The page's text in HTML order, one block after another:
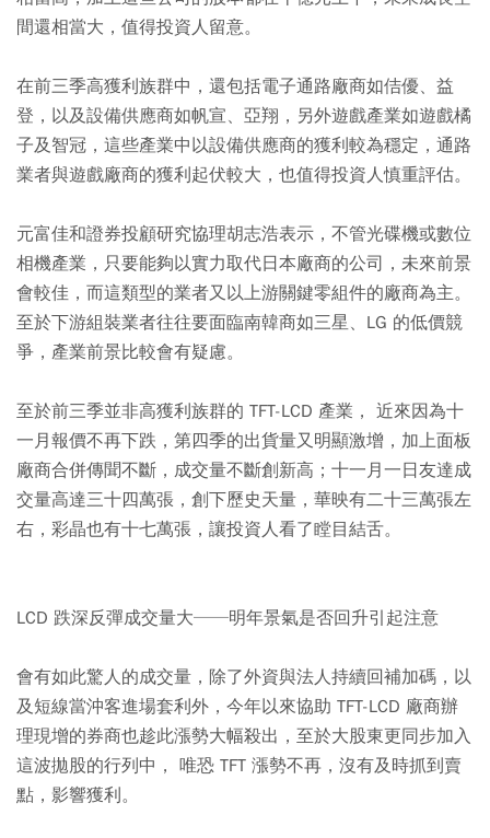
間還相當大，值得投資人留意。
在前三季高獲利族群中，還包括電子通路廠商如佶優、益
登，以及設備供應商如帆宣、亞翔，另外遊戲產業如遊戲橘
子及智冠，這些產業中以設備供應商的獲利較為穩定，通路
業者與遊戲廠商的獲利起伏較大，也值得投資人慎重評估。
元富佳和證券投顧研究協理胡志浩表示，不管光碟機或數位
相機產業，只要能夠以實力取代日本廠商的公司，未來前景
會較佳，而這類型的業者又以上游關鍵零組件的廠商為主。
至於下游組裝業者往往要面臨南韓商如三星、LG 的低價競
爭，產業前景比較會有疑慮。
至於前三季並非高獲利族群的 TFT-LCD 產業， 近來因為十
一月報價不再下跌，第四季的出貨量又明顯激增，加上面板
廠商合併傳聞不斷，成交量不斷創新高；十一月一日友達成
交量高達三十四萬張，創下歷史天量，華映有二十三萬張左
右，彩晶也有十七萬張，讓投資人看了瞠目結舌。
LCD 跌深反彈成交量大──明年景氣是否回升引起注意
會有如此驚人的成交量，除了外資與法人持續回補加碼，以
及短線當沖客進場套利外，今年以來協助 TFT-LCD 廠商辦
理現增的券商也趁此漲勢大幅殺出，至於大股東更同步加入
這波拋股的行列中， 唯恐 TFT 漲勢不再，沒有及時抓到賣
點，影響獲利。